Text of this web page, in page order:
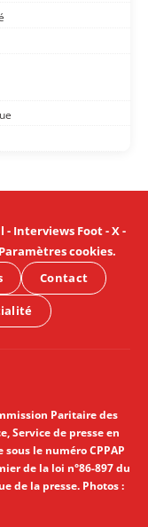
- Interviews Foot-X-
Paramètres cookies.
Contact
Paritaire des
Service de presse en
le numéro CPPAP
de la loi n°86-897 du
de la presse. Photos :